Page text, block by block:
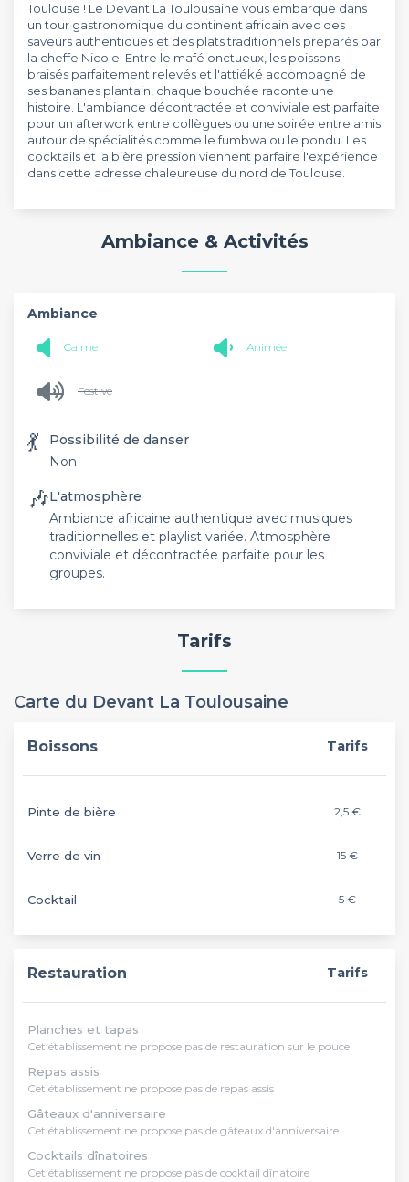
Toulouse ! Le Devant La Toulousaine vous embarque dans
un tour gastronomique du continent africain avec des
saveurs authentiques et des plats traditionnels préparés par
la cheffe Nicole. Entre le mafé onctueux, les poissons
braisés parfaitement relevés et l'attiéké accompagné de
ses bananes plantain, chaque bouchée raconte une
histoire. L'ambiance décontractée et conviviale est parfaite
pour un afterwork entre collègues ou une soirée entre amis
autour de spécialités comme le fumbwa ou le pondu. Les
cocktails et la bière pression viennent parfaire l'expérience
dans cette adresse chaleureuse du nord de Toulouse.
Ambiance & Activités
Ambiance
Calme Animée
Festive
💃
Possibilité de danser
Non
🎶L'atmosphère
Ambiance africaine authentique avec musiques
traditionnelles et playlist variée. Atmosphère
conviviale et décontractée parfaite pour les
groupes.
Tarifs
Carte du Devant La Toulousaine
Boissons Tarifs
Pinte de bière 2,5 €
Verre de vin 15 €
Cocktail 5 €
Restauration Tarifs
Planches et tapas
Cet établissement ne propose pas de restauration sur le pouce
Repas assis
Cet établissement ne propose pas de repas assis
Gâteaux d'anniversaire
Cet établissement ne propose pas de gâteaux d'anniversaire
Cocktails dînatoires
Cet établissement ne propose pas de cocktail dînatoire